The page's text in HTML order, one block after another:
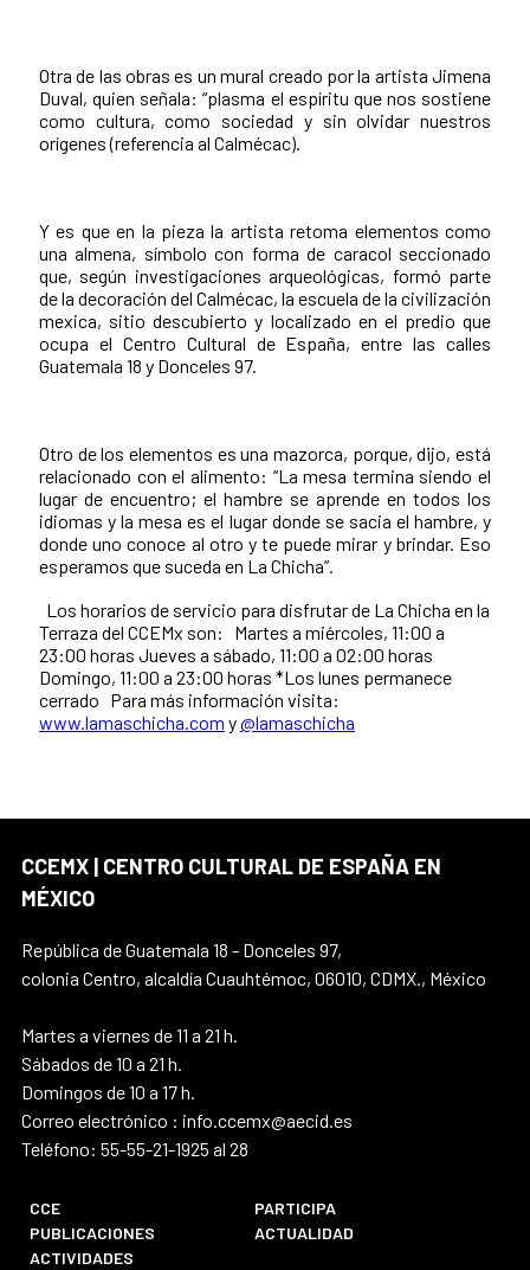
Otra de las obras es un mural creado por la artista Jimena
Duval, quien señala: “plasma el espíritu que nos sostiene
como cultura, como sociedad y sin olvidar nuestros
orígenes (referencia al Calmécac).
Y es que en la pieza la artista retoma elementos como
una almena, símbolo con forma de caracol seccionado
que, según investigaciones arqueológicas, formó parte
de la decoración del Calmécac, la escuela de la civilización
mexica, sitio descubierto y localizado en el predio que
ocupa el Centro Cultural de España, entre las calles
Guatemala 18 y Donceles 97.
Otro de los elementos es una mazorca, porque, dijo, está
relacionado con el alimento: “La mesa termina siendo el
lugar de encuentro; el hambre se aprende en todos los
idiomas y la mesa es el lugar donde se sacia el hambre, y
donde uno conoce al otro y te puede mirar y brindar. Eso
esperamos que suceda en La Chicha”.
Los horarios de servicio para disfrutar de La Chicha en la
Terraza del CCEMx son: Martes a miércoles, 11:00 a
23:00 horas Jueves a sábado, 11:00 a 02:00 horas
Domingo, 11:00 a 23:00 horas *Los lunes permanece
cerrado Para más información visita:
www.lamaschicha.com y@lamaschicha
CCEMX | CENTRO CULTURAL DE ESPAÑA EN
MÉXICO
República de Guatemala 18 - Donceles 97,
colonia Centro, alcaldía Cuauhtémoc, 06010, CDMX., México
Martes a viernes de 11 a 21 h.
Sábados de 10 a 21 h.
Domingos de 10 a 17 h.
Correo electrónico : info.ccemx@aecid.es
Teléfono: 55-55-21-1925 al 28
CCE
PARTICIPA
PUBLICACIONES
ACTUALIDAD
ACTIVIDADES